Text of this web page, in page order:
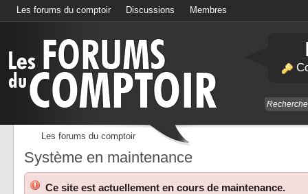
Les forums du comptoir Discussions Membres
Les forums du comptoir
Système en maintenance
Ce site est actuellement en cours de maintenance.